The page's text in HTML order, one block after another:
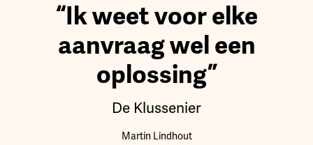
“Ik weet voor elke
aanvraag wel een
oplossing”
De Klussenier
Martin Lindhout